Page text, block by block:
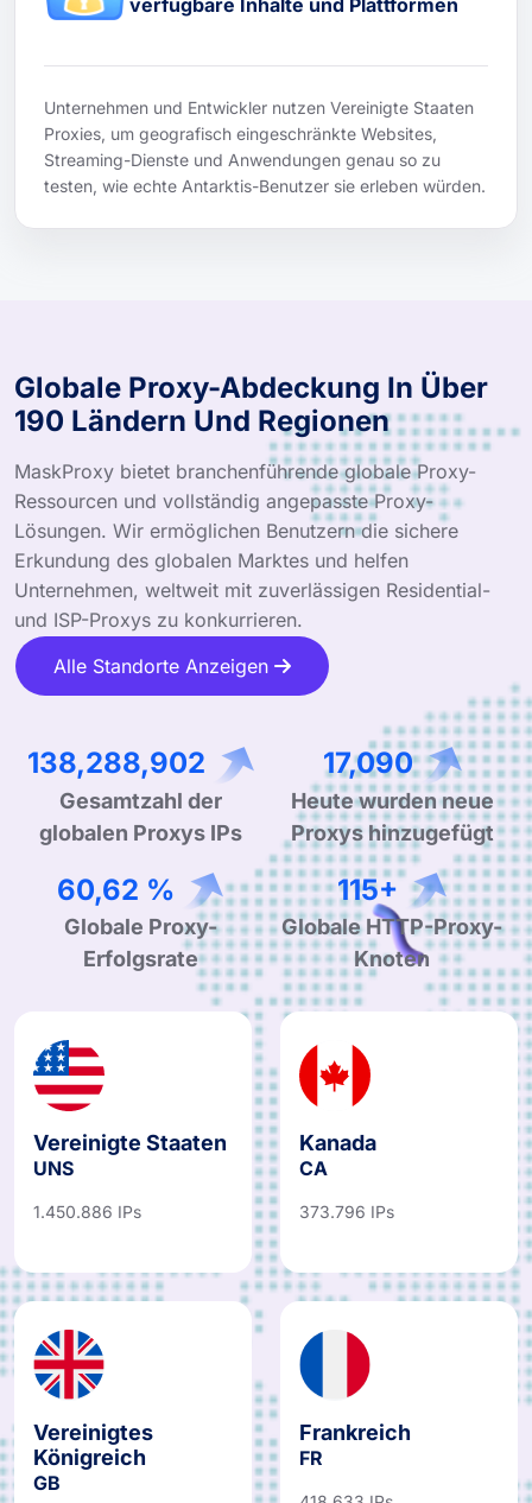
Unternehmen und Entwickler nutzen Vereinigte Staaten
Proxies, um geografisch eingeschränkte Websites,
Streaming-Dienste und Anwendungen genau so zu
testen, wie echte Antarktis-Benutzer sie erleben würden.
Globale Proxy-Abdeckung In Über
190 Ländern Und Regionen
MaskProxy bietet branchenführende globale Proxy-
Ressourcen und vollständig angepasste Proxy-
Lösungen. Wir ermöglichen Benutzern die sichere
Erkundung des globalen Marktes und helfen
Unternehmen, weltweit mit zuverlässigen Residential-
und ISP-Proxys zu konkurrieren.
Alle Standorte Anzeigen
226,173,439
Gesamtzahl der
globalen Proxys IPs
28,033
Heute wurden neue
Proxys hinzugefügt
99,44 %
Globale Proxy-
Erfolgsrate
189+
Globale HTTP-Proxy-
Knoten
Vereinigte Staaten
UNS
1.450.886 IPs
Kanada
CA
373.796 IPs
Vereinigtes
Königreich
GB
Frankreich
FR
418.633 IPs